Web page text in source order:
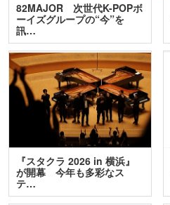
82MAJOR 次世代K-POPボ
ーイズグループの“今”を
訊…
『スタクラ 2026 in 横浜』
が開幕 今年も多彩なス
テ…